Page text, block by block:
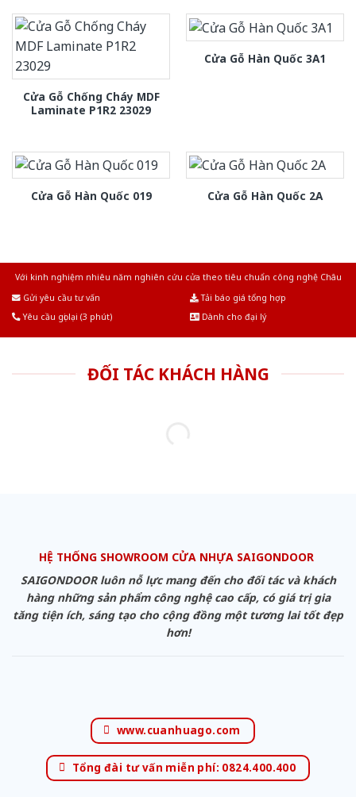
Cửa Gỗ Chống Cháy MDF
Laminate P1R2 23029
Cửa Gỗ Hàn Quốc 3A1
Cửa Gỗ Hàn Quốc 019 Cửa Gỗ Hàn Quốc 2A
Với kinh nghiệm nhiêu năm nghiên cứu cửa theo tiêu chuẩn công nghệ Châu
Gửi yêu cầu tư vấn
Tải báo giá tổng hợp
Yêu cầu gọi lại (3 phút)
Dành cho đại lý
ĐỐI TÁC KHÁCH HÀNG
HỆ THỐNG SHOWROOM CỬA NHỰA SAIGONDOOR
SAIGONDOOR luôn nỗ lực mang đến cho đối tác và khách
hàng những sản phẩm công nghệ cao cấp, có giá trị gia
tăng tiện ích, sáng tạo cho cộng đồng một tương lai tốt đẹp
hơn!
www.cuanhuago.com
Tổng đài tư vấn miễn phí: 0824.400.400